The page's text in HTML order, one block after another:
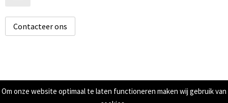
Contacteer ons
Informatie
Om onze website optimaal te laten functioneren maken wij gebruik van